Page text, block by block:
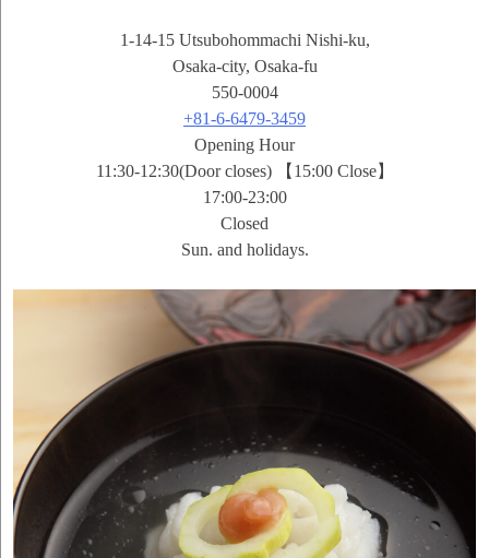
1-14-15 Utsubohommachi Nishi-ku,
Osaka-city, Osaka-fu
550-0004
+81-6-6479-3459
Opening Hour
11:30-12:30(Door closes) 【15:00 Close】
17:00-23:00
Closed
Sun. and holidays.